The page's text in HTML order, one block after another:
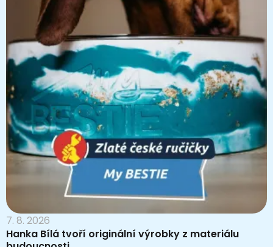
7. 8. 2026
Hanka Bílá tvoří originální výrobky z materiálu